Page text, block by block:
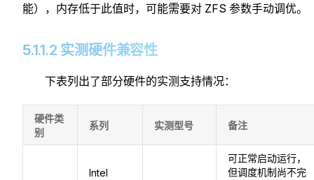
能），内存低于此值时，可能需要对 ZFS 参数手动调优。
5.1.1.2 实测硬件兼容性
下表列出了部分硬件的实测支持情况：
硬件类
别
系列 实测型号 备注
Intel
可正常启动运行，
但调度机制尚不完